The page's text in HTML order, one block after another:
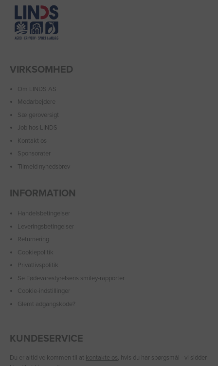
VIRKSOMHED
Om LINDS AS
Medarbejdere
Sælgeroversigt
Job hos LINDS
Kontakt os
Sponsorater
Tilmeld nyhedsbrev
INFORMATION
Handelsbetingelser
Leveringsbetingelser
Returnering
Cookiepolitik
Privatlivspolitik
Se Fødevarestyrelsens smiley-rapporter
Cookie-indstillinger
Glemt adgangskode?
KUNDESERVICE
Du er altid velkommen til at kontakte os, hvis du har spørgsmål - vi sidder